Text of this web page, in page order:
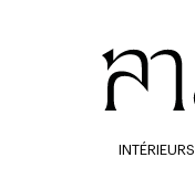
INTÉRIEURS